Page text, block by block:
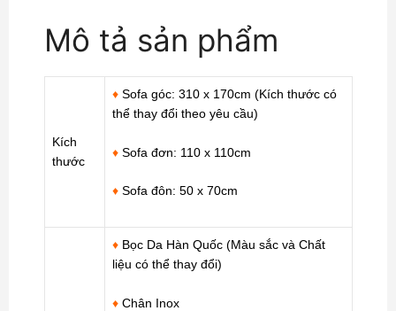
Cấp
DP-
CC52
Mô tả sản phẩm
Kích
thước
♦ Sofa góc: 310 x 170cm (Kích thước có
thể thay đổi theo yêu cầu)
♦ Sofa đơn: 110 x 110cm
♦ Sofa đôn: 50 x 70cm
♦ Bọc Da Hàn Quốc (Màu sắc và Chất
liệu có thể thay đổi)
♦ Chân Inox